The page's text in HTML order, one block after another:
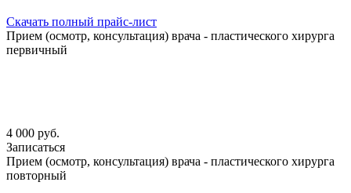
Скачать полный прайс-лист
Прием (осмотр, консультация) врача - пластического хирурга
первичный
4 000 руб.
Записаться
Прием (осмотр, консультация) врача - пластического хирурга
повторный